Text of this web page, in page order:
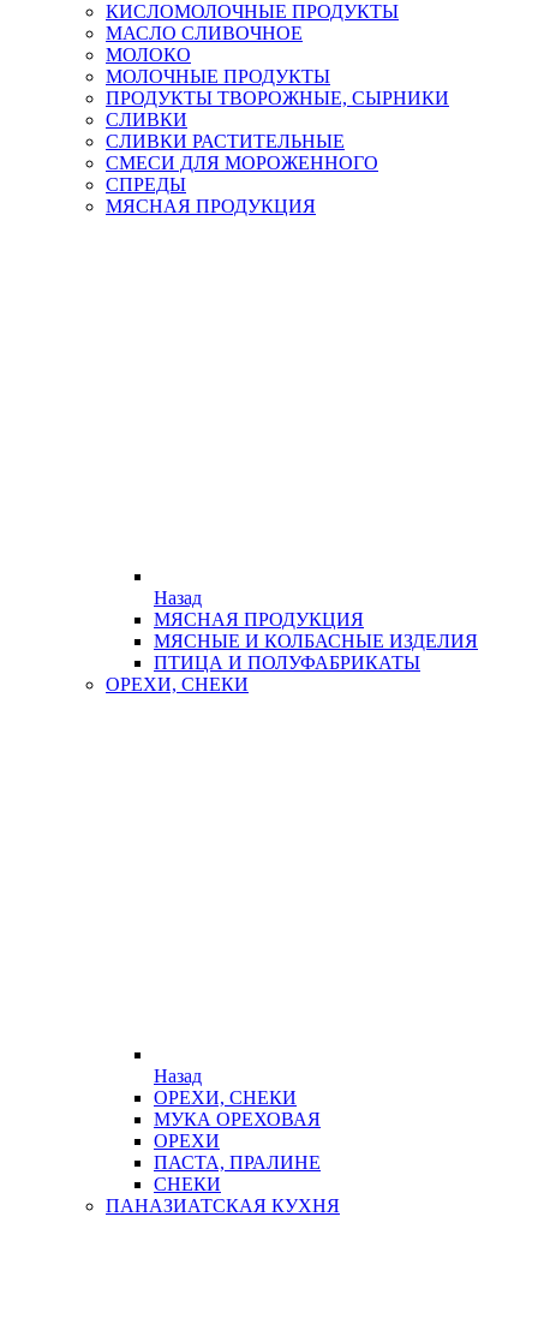
КИСЛОМОЛОЧНЫЕ ПРОДУКТЫ
МАСЛО СЛИВОЧНОЕ
МОЛОКО
МОЛОЧНЫЕ ПРОДУКТЫ
ПРОДУКТЫ ТВОРОЖНЫЕ, СЫРНИКИ
СЛИВКИ
СЛИВКИ РАСТИТЕЛЬНЫЕ
СМЕСИ ДЛЯ МОРОЖЕННОГО
СПРЕДЫ
МЯСНАЯ ПРОДУКЦИЯ
Назад
МЯСНАЯ ПРОДУКЦИЯ
МЯСНЫЕ И КОЛБАСНЫЕ ИЗДЕЛИЯ
ПТИЦА И ПОЛУФАБРИКАТЫ
ОРЕХИ, СНЕКИ
Назад
ОРЕХИ, СНЕКИ
МУКА ОРЕХОВАЯ
ОРЕХИ
ПАСТА, ПРАЛИНЕ
СНЕКИ
ПАНАЗИАТСКАЯ КУХНЯ